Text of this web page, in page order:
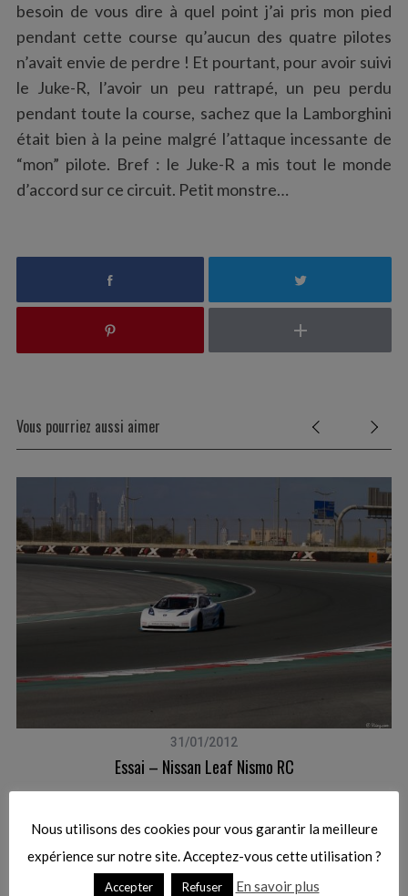
besoin de vous dire à quel point j’ai pris mon pied
pendant cette course qu’aucun des quatre pilotes
n’avait envie de perdre ! Et pourtant, pour avoir suivi
le Juke-R, l’avoir un peu rattrapé, un peu perdu
pendant toute la course, sachez que la Lamborghini
était bien à la peine malgré l’attaque incessante de
“mon” pilote. Bref : le Juke-R a mis tout le monde
d’accord sur ce circuit. Petit monstre…
Vous pourriez aussi aimer
31/01/2012
Essai – Nissan Leaf Nismo RC
Article précédent
Essai – Nissan Leaf Nismo RC
e
c
o
Nous utilisons des cookies pour vous garantir la meilleure
expérience sur notre site. Acceptez-vous cette utilisation ?
Accepter Refuser En savoir plus